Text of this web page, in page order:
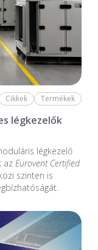
Cikkek Termékek
légkezelők
légkezelő
az Eurovent Certified
szinten is